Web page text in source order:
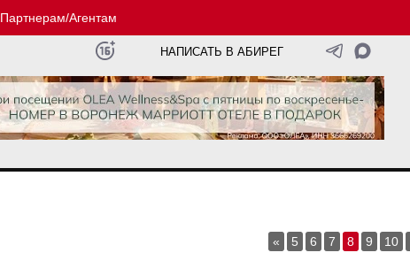
Партнерам/Агентам
НАПИСАТЬ В АБИРЕГ
« 5 6 7 8 9 10